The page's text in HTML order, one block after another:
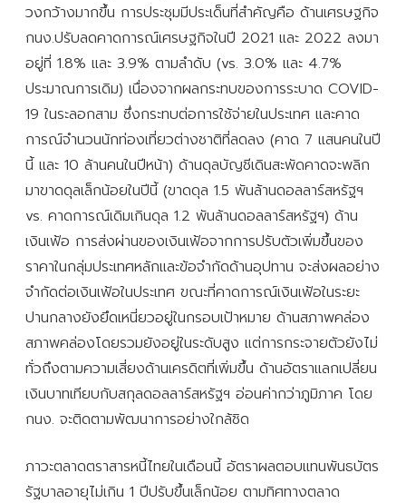
วงกว้างมากขึ้น การประชุมมีประเด็นที่สำคัญคือ ด้านเศรษฐกิจ
กนง.ปรับลดคาดการณ์เศรษฐกิจในปี 2021 และ 2022 ลงมา
อยู่ที่ 1.8% และ 3.9% ตามลำดับ (vs. 3.0% และ 4.7%
ประมาณการเดิม) เนื่องจากผลกระทบของการระบาด COVID-
19 ในระลอกสาม ซึ่งกระทบต่อการใช้จ่ายในประเทศ และคาด
การณ์จำนวนนักท่องเที่ยวต่างชาติที่ลดลง (คาด 7 แสนคนในปี
นี้ และ 10 ล้านคนในปีหน้า) ด้านดุลบัญชีเดินสะพัดคาดจะพลิก
มาขาดดุลเล็กน้อยในปีนี้ (ขาดดุล 1.5 พันล้านดอลลาร์สหรัฐฯ
vs. คาดการณ์เดิมเกินดุล 1.2 พันล้านดอลลาร์สหรัฐฯ) ด้าน
เงินเฟ้อ การส่งผ่านของเงินเฟ้อจากการปรับตัวเพิ่มขึ้นของ
ราคาในกลุ่มประเทศหลักและข้อจำกัดด้านอุปทาน จะส่งผลอย่าง
จำกัดต่อเงินเฟ้อในประเทศ ขณะที่คาดการณ์เงินเฟ้อในระยะ
ปานกลางยังยึดเหนี่ยวอยู่ในกรอบเป้าหมาย ด้านสภาพคล่อง
สภาพคล่องโดยรวมยังอยู่ในระดับสูง แต่การกระจายตัวยังไม่
ทั่วถึงตามความเสี่ยงด้านเครดิตที่เพิ่มขึ้น ด้านอัตราแลกเปลี่ยน
เงินบาทเทียบกับสกุลดอลลาร์สหรัฐฯ อ่อนค่ากว่าภูมิภาค โดย
กนง. จะติดตามพัฒนาการอย่างใกล้ชิด
ภาวะตลาดตราสารหนี้ไทยในเดือนนี้ อัตราผลตอบแทนพันธบัตร
รัฐบาลอายุไม่เกิน 1 ปีปรับขึ้นเล็กน้อย ตามทิศทางตลาด